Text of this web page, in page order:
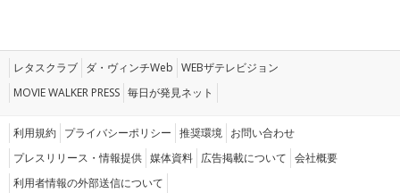
レタスクラブ ダ・ヴィンチWeb WEBザテレビジョン
MOVIE WALKER PRESS 毎日が発見ネット
利用規約 プライバシーポリシー 推奨環境 お問い合わせ
プレスリリース・情報提供 媒体資料 広告掲載について 会社概要
利用者情報の外部送信について